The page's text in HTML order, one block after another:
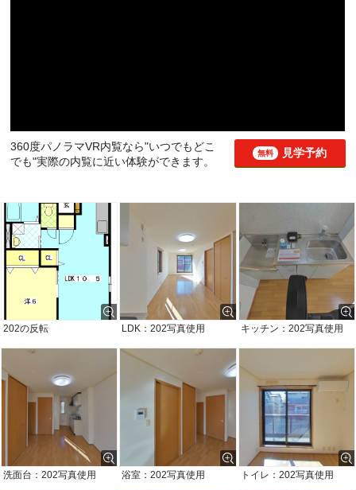
360度パノラマVR内覧なら"いつでもどこ
でも"実際の内覧に近い体験ができます。
無料 見学予約
202の反転 LDK：202写真使用 キッチン：202写真使用
洗面台：202写真使用 浴室：202写真使用 トイレ：202写真使用